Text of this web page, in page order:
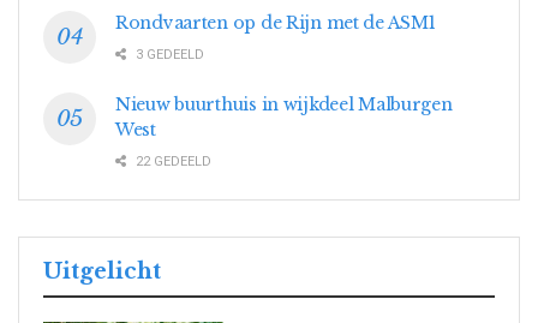
Rondvaarten op de Rijn met de ASM1
3 GEDEELD
Nieuw buurthuis in wijkdeel Malburgen
West
22 GEDEELD
Uitgelicht